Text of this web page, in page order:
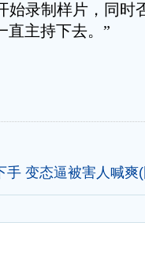
始录制样片，同时
直主持下去。”
手 变态逼被害人喊爽